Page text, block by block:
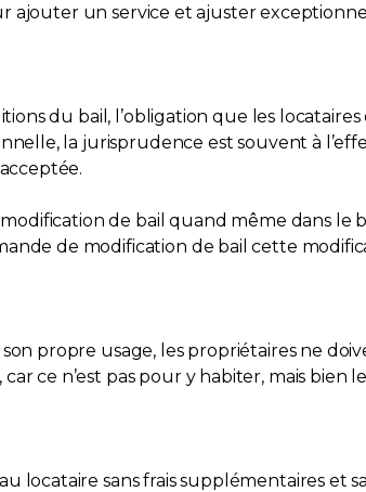
ajouter un service et ajuster
du bail, l’obligation que les
la jurisprudence est souvent à
modification de bail quand même dans
de modification de bail cette
propre usage, les propriétaires ne
ce n’est pas pour y habiter, mais bien
sans frais supplémentaires et